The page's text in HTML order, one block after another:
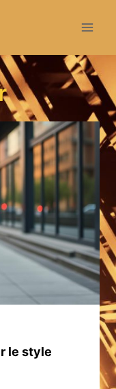
le style